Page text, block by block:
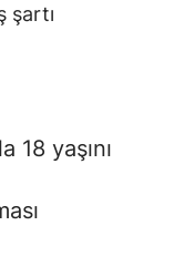
şartı
18 yaşını